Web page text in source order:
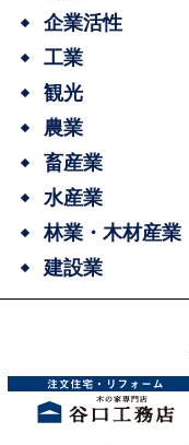
企業活性
工業
観光
農業
畜産業
水産業
林業・木材産業
建設業